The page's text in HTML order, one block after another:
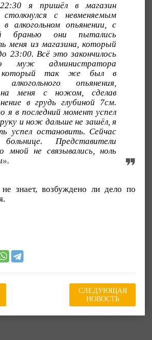
я пришёл в магазин
с невменяемым
в алкогольном опьянении, с
бранью они пытались
меня из магазина, который
23:00. Всё это закончилось
муж администратора
который так же был в
алкогольного опьянения,
на меня с ножом, сделав
в грудь глубиной 7см.
я в последний момент успел
и нож дальше не зашёл, я
успел остановить. Сейчас
Представители
мной не связывались, ноль
знает, возбуждено ли дело по
СЛЕДУЮЩАЯ
НОВОСТЬ